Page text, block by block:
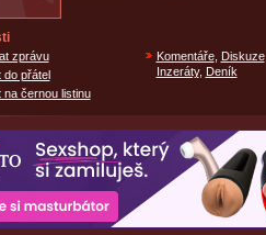
zprávu
do přátel
na černou listinu
Komentáře, Diskuze,
Inzeráty, Deník